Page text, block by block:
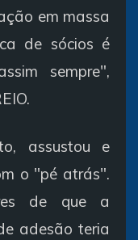
em massa
de sócios é
sempre",
assustou e
o "pé atrás".
de que a
adesão teria